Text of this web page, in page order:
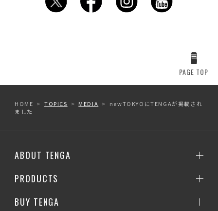
PAGE TOP
HOME TOPICS MEDIA
newTOKYOにTENGAが掲載され
ました
ABOUT TENGA
PRODUCTS
BUY TENGA